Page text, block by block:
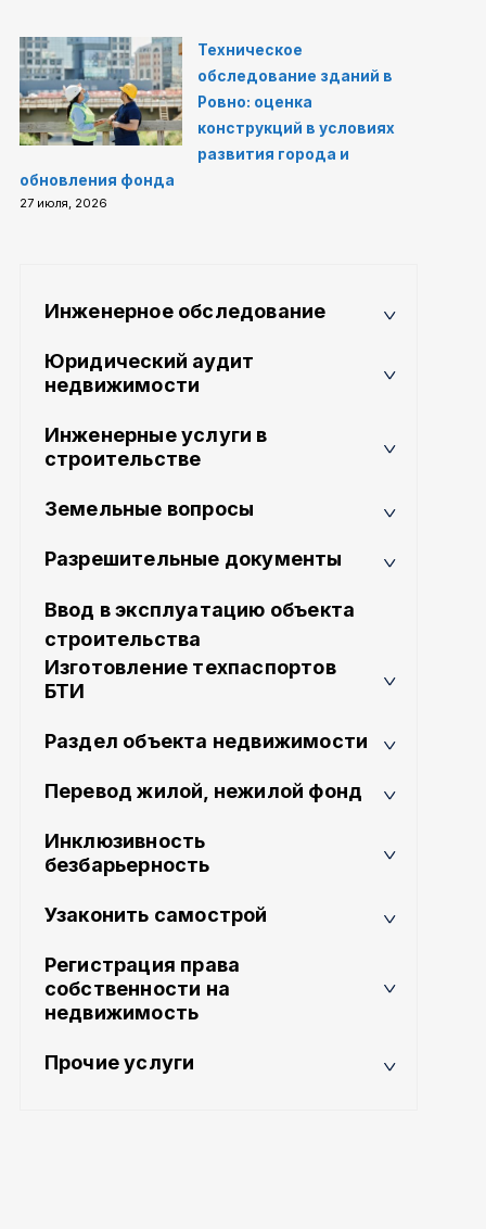
Техническое
обследование зданий в
Ровно: оценка
конструкций в условиях
развития города и
обновления фонда
27 июля, 2026
Инженерное обследование
Юридический аудит
недвижимости
Инженерные услуги в
строительстве
Земельные вопросы
Разрешительные документы
Ввод в эксплуатацию объекта
строительства
Изготовление техпаспортов
БТИ
Раздел объекта недвижимости
Перевод жилой, нежилой фонд
Инклюзивность
безбарьерность
Узаконить самострой
Регистрация права
собственности на
недвижимость
Прочие услуги